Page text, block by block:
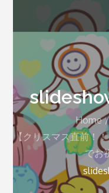
Home
【クリスマス直前！
でお